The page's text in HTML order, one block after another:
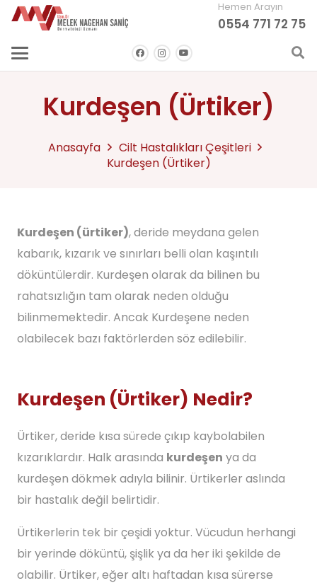
Hemen Arayın
0554 771 72 75
Kurdeşen (Ürtiker)
Anasayfa
Cilt Hastalıkları Çeşitleri
Kurdeşen (Ürtiker)
Kurdeşen (ürtiker), deride meydana gelen
kabarık, kızarık ve sınırları belli olan kaşıntılı
döküntülerdir. Kurdeşen olarak da bilinen bu
rahatsızlığın tam olarak neden olduğu
bilinmemektedir. Ancak Kurdeşene neden
olabilecek bazı faktörlerden söz edilebilir.
Kurdeşen (Ürtiker) Nedir?
Ürtiker, deride kısa sürede çıkıp kaybolabilen
kızarıklardır. Halk arasında kurdeşen ya da
kurdeşen dökmek adıyla bilinir. Ürtikerler aslında
bir hastalık değil belirtidir.
Ürtikerlerin tek bir çeşidi yoktur. Vücudun herhangi
bir yerinde döküntü, şişlik ya da her iki şekilde de
olabilir. Ürtiker, eğer altı haftadan kısa sürerse